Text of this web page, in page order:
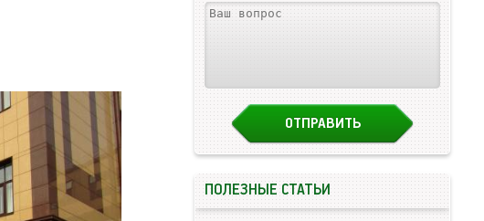
ПОЛЕЗНЫЕ СТАТЬИ